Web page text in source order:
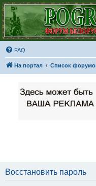
FAQ
На портал Список
Восстановить пароль